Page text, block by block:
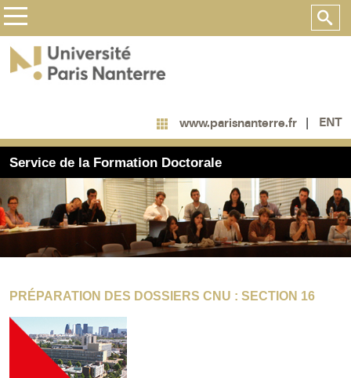
www.parisnanterre.fr ENT
Service de la Formation Doctorale
PRÉPARATION DES DOSSIERS CNU : SECTION 16